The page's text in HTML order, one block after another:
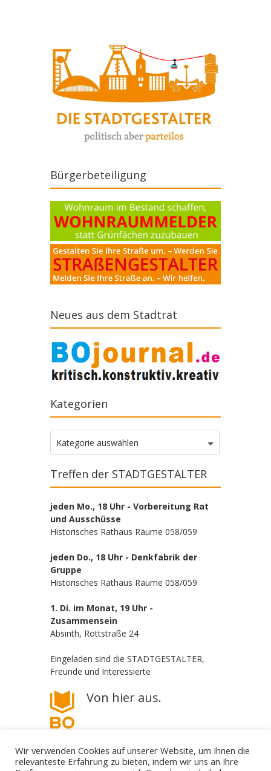
Bürgerbeteiligung
Neues aus dem Stadtrat
Kategorien
Kategorien
Kategorie auswählen
Treffen der STADTGESTALTER
jeden Mo., 18 Uhr - Vorbereitung Rat
und Ausschüsse
Historisches Rathaus Räume 058/059
jeden Do., 18 Uhr - Denkfabrik der
Gruppe
Historisches Rathaus Räume 058/059
1. Di. im Monat, 19 Uhr -
Zusammensein
Absinth, Rottstraße 24
Eingeladen sind die STADTGESTALTER,
Freunde und Interessierte
Von hier aus.
Wir verwenden Cookies auf unserer Website, um Ihnen die
relevanteste Erfahrung zu bieten, indem wir uns an Ihre